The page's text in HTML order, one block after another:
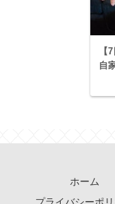
【
自
ホーム
プライバシーポ